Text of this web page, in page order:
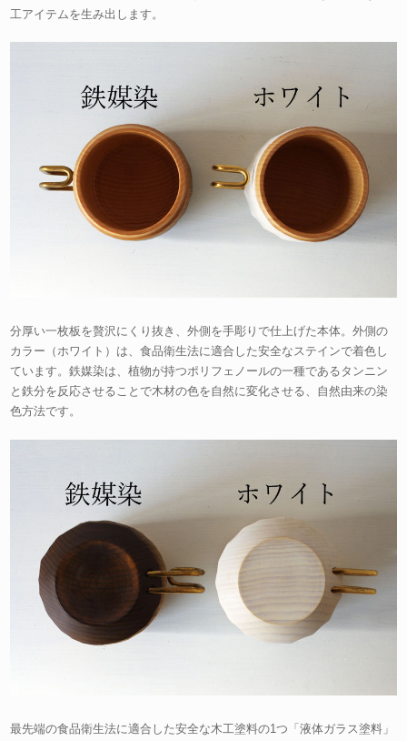
工アイテムを生み出します。
分厚い一枚板を贅沢にくり抜き、外側を手彫りで仕上げた本体。外側の
カラー（ホワイト）は、食品衛生法に適合した安全なステインで着色し
ています。鉄媒染は、植物が持つポリフェノールの一種であるタンニン
と鉄分を反応させることで木材の色を自然に変化させる、自然由来の染
色方法です。
最先端の食品衛生法に適合した安全な木工塗料の1つ「液体ガラス塗料」